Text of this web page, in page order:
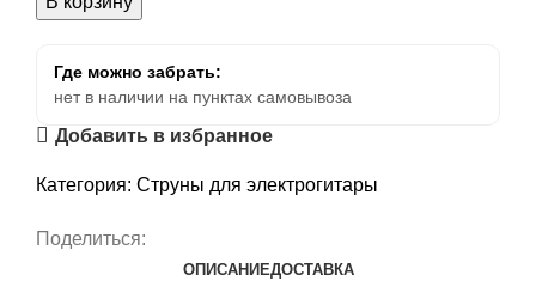
Где можно забрать:
нет в наличии на пунктах самовывоза
Добавить в избранное
Категория: Струны для электрогитары
Поделиться:
ОПИСАНИЕДОСТАВКА